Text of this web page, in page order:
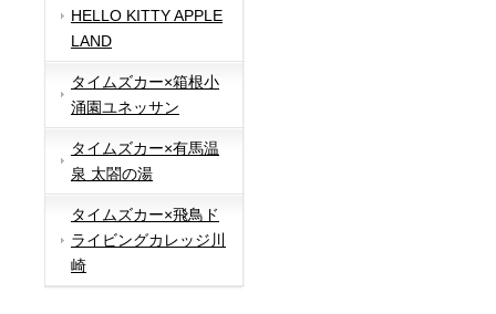
HELLO KITTY APPLE
LAND
タイムズカー×箱根小
涌園ユネッサン
タイムズカー×有馬温
泉 太閤の湯
タイムズカー×飛鳥ド
ライビングカレッジ川
崎